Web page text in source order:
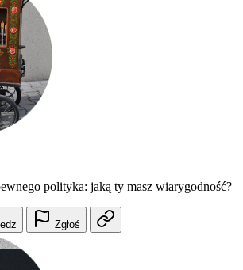
polityka: jaką ty masz wiarygodność?
Zgłoś